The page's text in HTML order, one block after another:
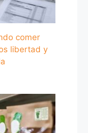
comer
libertad y